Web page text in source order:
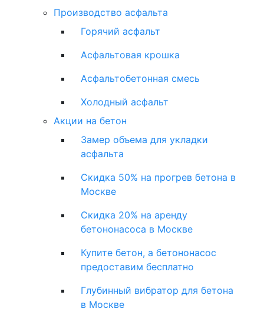
Производство асфальта
Горячий асфальт
Асфальтовая крошка
Асфальтобетонная смесь
Холодный асфальт
Акции на бетон
Замер объема для укладки
асфальта
Скидка 50% на прогрев бетона в
Москве
Скидка 20% на аренду
бетононасоса в Москве
Купите бетон, а бетононасос
предоставим бесплатно
Глубинный вибратор для бетона
в Москве